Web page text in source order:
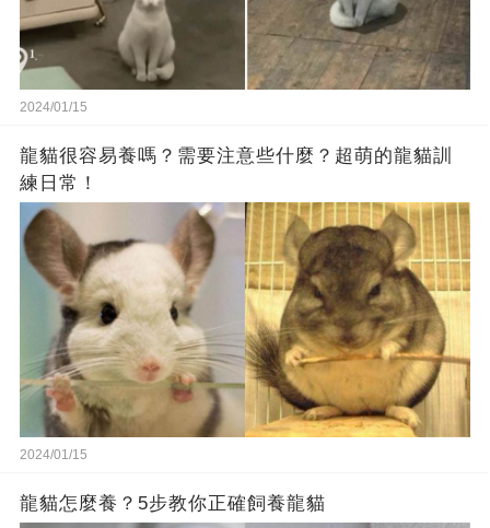
2024/01/15
龍貓很容易養嗎？需要注意些什麼？超萌的龍貓訓
練日常！
2024/01/15
龍貓怎麼養？5步教你正確飼養龍貓